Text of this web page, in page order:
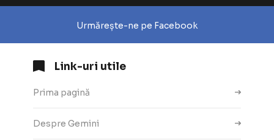
Urmărește-ne pe Facebook
Link-uri utile
Prima pagină
Despre Gemini